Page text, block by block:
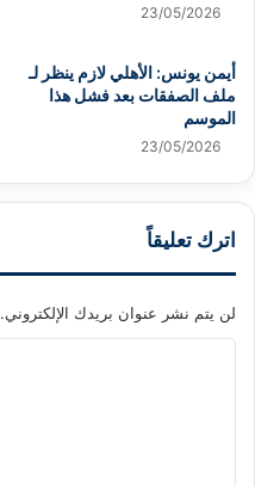
23/05/2026
أيمن يونس: الأهلي لازم ينظر لـ
ملف الصفقات بعد فشل هذا
الموسم
23/05/2026
اترك تعليقاً
لن يتم نشر عنوان بريدك الإلكتروني.